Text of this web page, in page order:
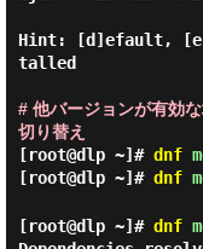
Hint: [d]efault,
talled
# 他バージョンが有効
切り替え
[root@dlp ~]# dnf
[root@dlp ~]# dnf
[root@dlp ~]# dnf